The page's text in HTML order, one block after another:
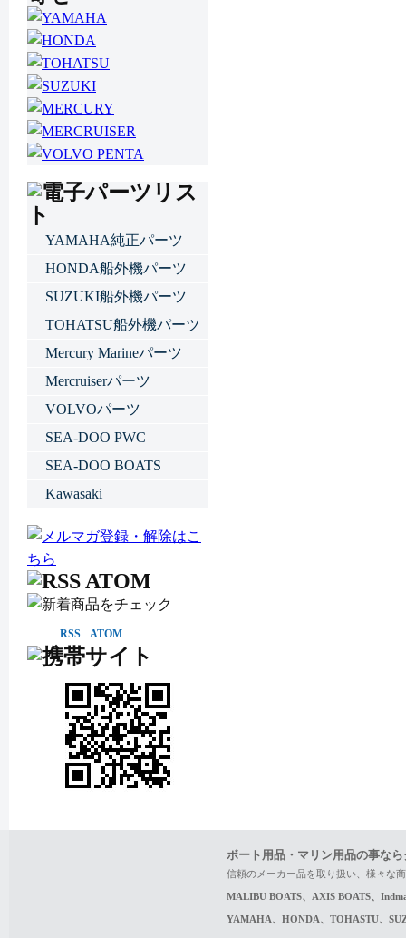
YAMAHA純正パーツ
HONDA船外機パーツ
SUZUKI船外機パーツ
TOHATSU船外機パーツ
Mercury Marineパーツ
Mercruiserパーツ
VOLVOパーツ
SEA-DOO PWC
SEA-DOO BOATS
Kawasaki
RSS ATOM
ボート用品・マリン用品の事な
信頼のメーカー品を取り扱い、様々な
MALIBU BOATS、AXIS BOATS、
YAMAHA、HONDA、TOHASTU、